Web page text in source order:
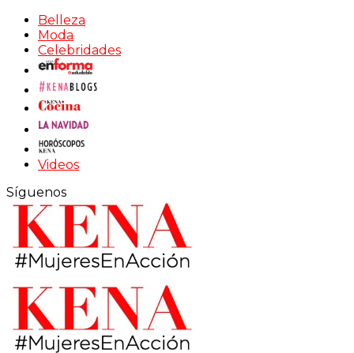
Belleza
Moda
Celebridades
Videos
Síguenos